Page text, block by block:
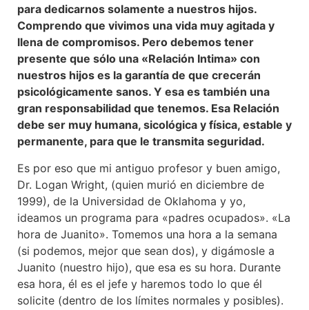
para dedicarnos solamente a nuestros hijos.
Comprendo que vivimos una vida muy agitada y
llena de compromisos. Pero debemos tener
presente que sólo una «Relación Intima» con
nuestros hijos es la garantía de que crecerán
psicológicamente sanos. Y esa es también una
gran responsabilidad que tenemos. Esa Relación
debe ser muy humana, sicológica y física, estable y
permanente, para que le transmita seguridad.
Es por eso que mi antiguo profesor y buen amigo,
Dr. Logan Wright, (quien murió en diciembre de
1999), de la Universidad de Oklahoma y yo,
ideamos un programa para «padres ocupados». «La
hora de Juanito». Tomemos una hora a la semana
(si podemos, mejor que sean dos), y digámosle a
Juanito (nuestro hijo), que esa es su hora. Durante
esa hora, él es el jefe y haremos todo lo que él
solicite (dentro de los límites normales y posibles).